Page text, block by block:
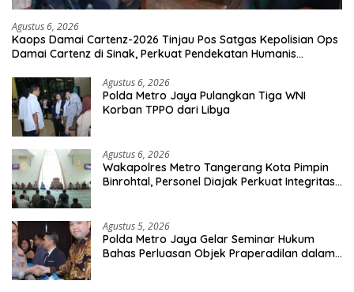
Agustus 6, 2026
Kaops Damai Cartenz-2026 Tinjau Pos Satgas Kepolisian Ops
Damai Cartenz di Sinak, Perkuat Pendekatan Humanis
Agustus 6, 2026
Polda Metro Jaya Pulangkan Tiga WNI
Korban TPPO dari Libya
Agustus 6, 2026
Wakapolres Metro Tangerang Kota Pimpin
Binrohtal, Personel Diajak Perkuat Integritas
Agustus 5, 2026
Polda Metro Jaya Gelar Seminar Hukum
Bahas Perluasan Objek Praperadilan dalam